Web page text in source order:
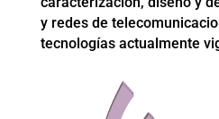
y redes de
tecnologías actualmente